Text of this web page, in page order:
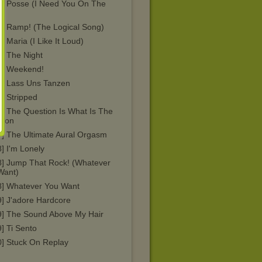
Posse (I Need You On The
Ramp! (The Logical Song)
Maria (I Like It Loud)
The Night
Weekend!
Lass Uns Tanzen
Stripped
The Question Is What Is The
The Ultimate Aural Orgasm
I'm Lonely
Jump That Rock! (Whatever
Whatever You Want
J'adore Hardcore
The Sound Above My Hair
Ti Sento
Stuck On Replay